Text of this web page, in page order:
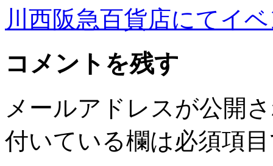
川西阪急百貨店にてイ
コメントを残す
メールアドレスが公開
付いている欄は必須項